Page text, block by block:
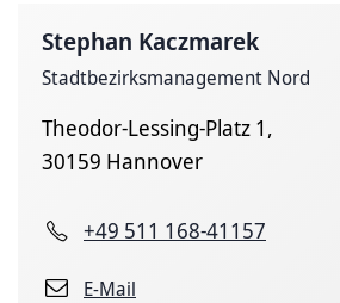
Stephan Kaczmarek
Stadtbezirksmanagement Nord
Theodor-Lessing-Platz 1,
30159 Hannover
+49 511 168-41157
E-Mail